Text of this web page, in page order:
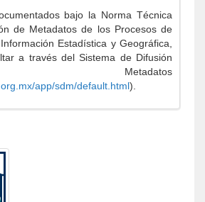
bajo la Norma Técnica
de Metadatos de los Procesos de
Estadística y Geográfica,
a través del Sistema de Difusión
app/sdm/default.html).